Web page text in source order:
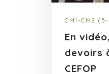
CM1-CM2
En
devoirs
CEFOP